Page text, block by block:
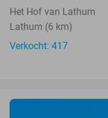
Het Hof van Lathum
Lathum (6 km)
Verkocht: 417